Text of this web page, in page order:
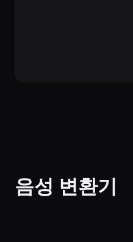
음성 변환기